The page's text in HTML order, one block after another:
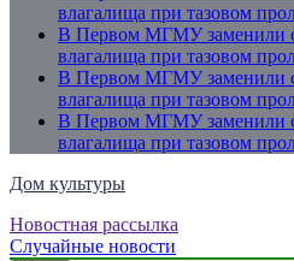
влагалища при тазовом
В Первом МГМУ заменили
влагалища при тазовом
В Первом МГМУ заменили
влагалища при тазовом
В Первом МГМУ заменили
влагалища при тазовом
Дом культуры
Just another WordPress site
Новостная рассылка
Случайные новости